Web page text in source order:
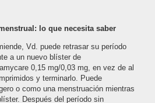
lo que necesita saber
Vd. puede retrasar su período
a un nuevo blíster de
0,15 mg/0,03 mg, en vez de al
y terminarlo. Puede
o como una menstruación mientras
Después del período sin